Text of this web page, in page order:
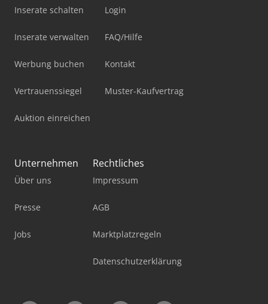
Inserate schalten
Inserate verwalten
Werbung buchen
Vertrauenssiegel
Auktion einreichen
Login
FAQ/Hilfe
Kontakt
Muster-Kaufvertrag
Unternehmen
Über uns
Presse
Jobs
Rechtliches
Impressum
AGB
Marktplatzregeln
Datenschutzerklärung